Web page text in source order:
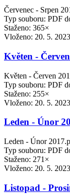
Červenec - Srpen
Typ souboru: PDF
Staženo: 365×
Vloženo: 20. 5. 2023
Květen -
Květen - Červen
Typ souboru: PDF
Staženo: 255×
Vloženo: 20. 5. 2023
Leden - Únor
Leden - Únor
Typ souboru: PDF
Staženo: 271×
Vloženo: 20. 5. 2023
Listopad -